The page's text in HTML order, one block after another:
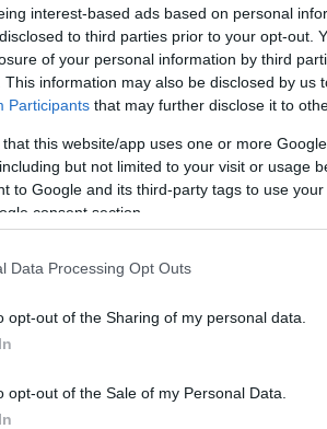
interest-based ads based on personal
to third parties prior to your opt-out.
of your personal information by third
This information may also be disclosed by us
Participants that may further disclose it to
that this website/app uses one or more
but not limited to your visit or usage
to Google and its third-party tags to use
consent section.
Data Processing Opt Outs
opt-out of the Sharing of my personal data.
opt-out of the Sale of my Personal Data.
az
új motorral
Súlyos